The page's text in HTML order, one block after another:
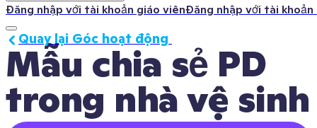
Đăng nhập với tài khoản giáo viênĐăng nhập với tài khoản
Mẫu chia sẻ PD
trong nhà vệ sinh
Quay lại Góc hoạt động